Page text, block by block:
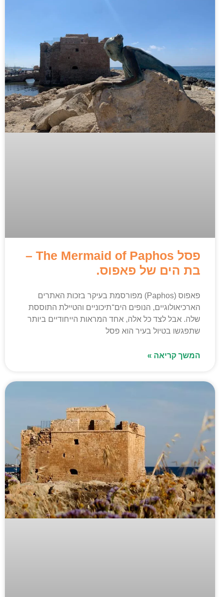
פסל The Mermaid of Paphos –
בת הים של פאפוס.
פאפוס (Paphos) מפורסמת בעיקר בזכות האתרים
הארכיאולוגיים, הנופים הים־תיכוניים והטיילת התוססת
שלה. אבל לצד כל אלה, אחד המראות הייחודיים ביותר
שתפגשו בטיול בעיר הוא פסל
המשך קריאה »